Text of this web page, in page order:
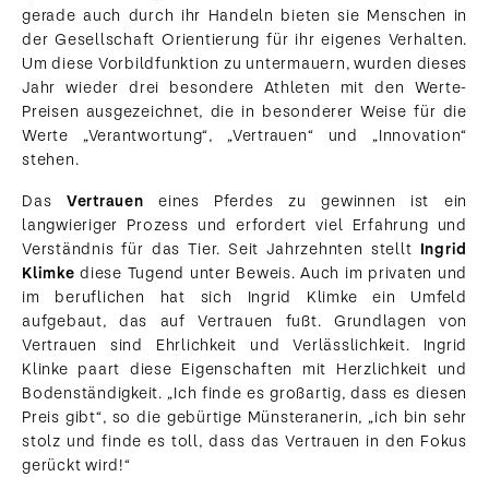
gerade auch durch ihr Handeln bieten sie Menschen in
der Gesellschaft Orientierung für ihr eigenes Verhalten.
Um diese Vorbildfunktion zu untermauern, wurden dieses
Jahr wieder drei besondere Athleten mit den Werte-
Preisen ausgezeichnet, die in besonderer Weise für die
Werte „Verantwortung“, „Vertrauen“ und „Innovation“
stehen.
Das Vertrauen eines Pferdes zu gewinnen ist ein
langwieriger Prozess und erfordert viel Erfahrung und
Verständnis für das Tier. Seit Jahrzehnten stellt Ingrid
Klimke diese Tugend unter Beweis. Auch im privaten und
im beruflichen hat sich Ingrid Klimke ein Umfeld
aufgebaut, das auf Vertrauen fußt. Grundlagen von
Vertrauen sind Ehrlichkeit und Verlässlichkeit. Ingrid
Klinke paart diese Eigenschaften mit Herzlichkeit und
Bodenständigkeit. „Ich finde es großartig, dass es diesen
Preis gibt“, so die gebürtige Münsteranerin, „ich bin sehr
stolz und finde es toll, dass das Vertrauen in den Fokus
gerückt wird!“